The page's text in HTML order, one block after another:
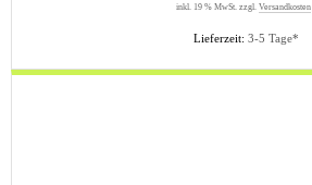
Lieferzeit: 3-5 Tage*
inkl. 19 % MwSt. zzgl. Versandkosten